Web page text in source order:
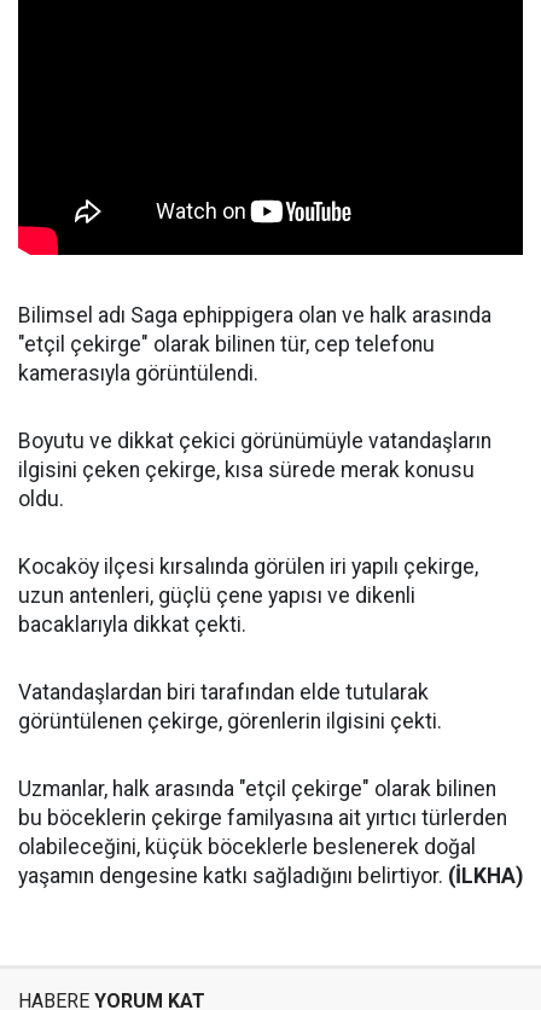
Bilimsel adı Saga ephippigera olan ve halk arasında
"etçil çekirge" olarak bilinen tür, cep telefonu
kamerasıyla görüntülendi.
Boyutu ve dikkat çekici görünümüyle vatandaşların
ilgisini çeken çekirge, kısa sürede merak konusu
oldu.
Kocaköy ilçesi kırsalında görülen iri yapılı çekirge,
uzun antenleri, güçlü çene yapısı ve dikenli
bacaklarıyla dikkat çekti.
Vatandaşlardan biri tarafından elde tutularak
görüntülenen çekirge, görenlerin ilgisini çekti.
Uzmanlar, halk arasında "etçil çekirge" olarak bilinen
bu böceklerin çekirge familyasına ait yırtıcı türlerden
olabileceğini, küçük böceklerle beslenerek doğal
yaşamın dengesine katkı sağladığını belirtiyor. (İLKHA)
HABERE YORUM KAT